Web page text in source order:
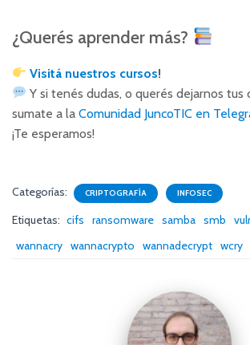
¿Querés aprender más?
Visitá nuestros cursos!
Y si tenés dudas, o querés dejarnos tus
sumate a la Comunidad JuncoTIC en
¡Te esperamos!
Categorías: CRIPTOGRAFÍA INFOSEC
Etiquetas: cifs ransomware samba smb
wannacry wannacrypto wannadecrypt wcry